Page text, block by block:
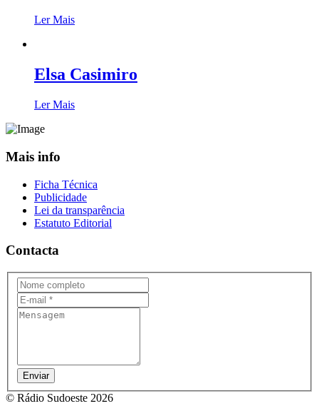
Ler Mais
Elsa Casimiro
Ler Mais
Mais info
Ficha Técnica
Publicidade
Lei da transparência
Estatuto Editorial
Contacta
Enviar
© Rádio Sudoeste 2026